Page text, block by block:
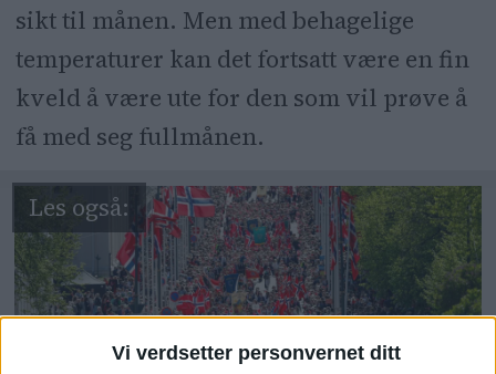
Vi verdsetter personvernet ditt
sikt til månen. Men med behagelige
temperaturer kan det fortsatt være en fin
kveld å være ute for den som vil prøve å
få med seg fullmånen.